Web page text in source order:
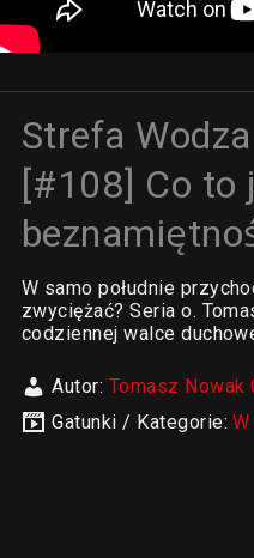
Strefa Wodza
[#108] Co to
W samo południe
zwyciężać? Seria o.
codziennej walce
Autor: Tomasz Nowak
Gatunki / Kategorie: